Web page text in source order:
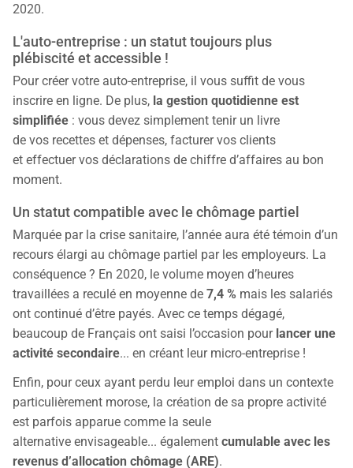
2020.
L'auto-entreprise : un statut toujours plus
plébiscité et accessible !
Pour créer votre auto-entreprise, il vous suffit de vous
inscrire en ligne. De plus, la gestion quotidienne est
simplifiée : vous devez simplement tenir un livre
de vos recettes et dépenses, facturer vos clients
et effectuer vos déclarations de chiffre d’affaires au bon
moment.
Un statut compatible avec le chômage partiel
Marquée par la crise sanitaire, l’année aura été témoin d’un
recours élargi au chômage partiel par les employeurs. La
conséquence ? En 2020, le volume moyen d’heures
travaillées a reculé en moyenne de 7,4 % mais les salariés
ont continué d’être payés. Avec ce temps dégagé,
beaucoup de Français ont saisi l’occasion pour lancer une
activité secondaire... en créant leur micro-entreprise !
Enfin, pour ceux ayant perdu leur emploi dans un contexte
particulièrement morose, la création de sa propre activité
est parfois apparue comme la seule
alternative envisageable... également cumulable avec les
revenus d’allocation chômage (ARE).